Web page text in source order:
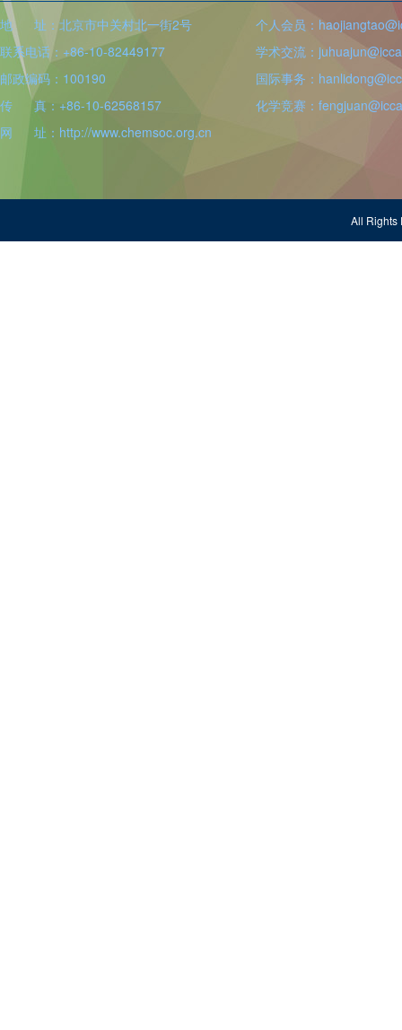
地 址：北京市中关村北一街2号
联系电话：+86-10-82449177
邮政编码：100190
传 真：+86-10-62568157
网 址：http://www.chemsoc.org.cn
个人会员：
学术交流：
国际事务：
化学竞赛：
All Rights